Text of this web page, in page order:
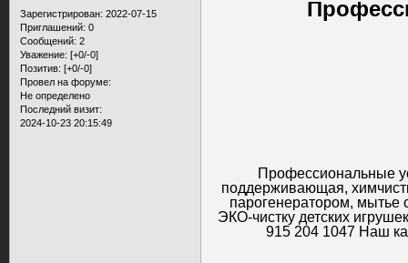
Зарегистрирован: 2022-07-15
Приглашений: 0
Сообщений: 2
Уважение: [+0/-0]
Позитив: [+0/-0]
Провел на форуме:
Не определено
Последний визит:
2024-10-23 20:15:49
Профессиональные
поддерживающая,
парогенератором, мытье
ЭКО-чистку детских
915 204 1047 Наш